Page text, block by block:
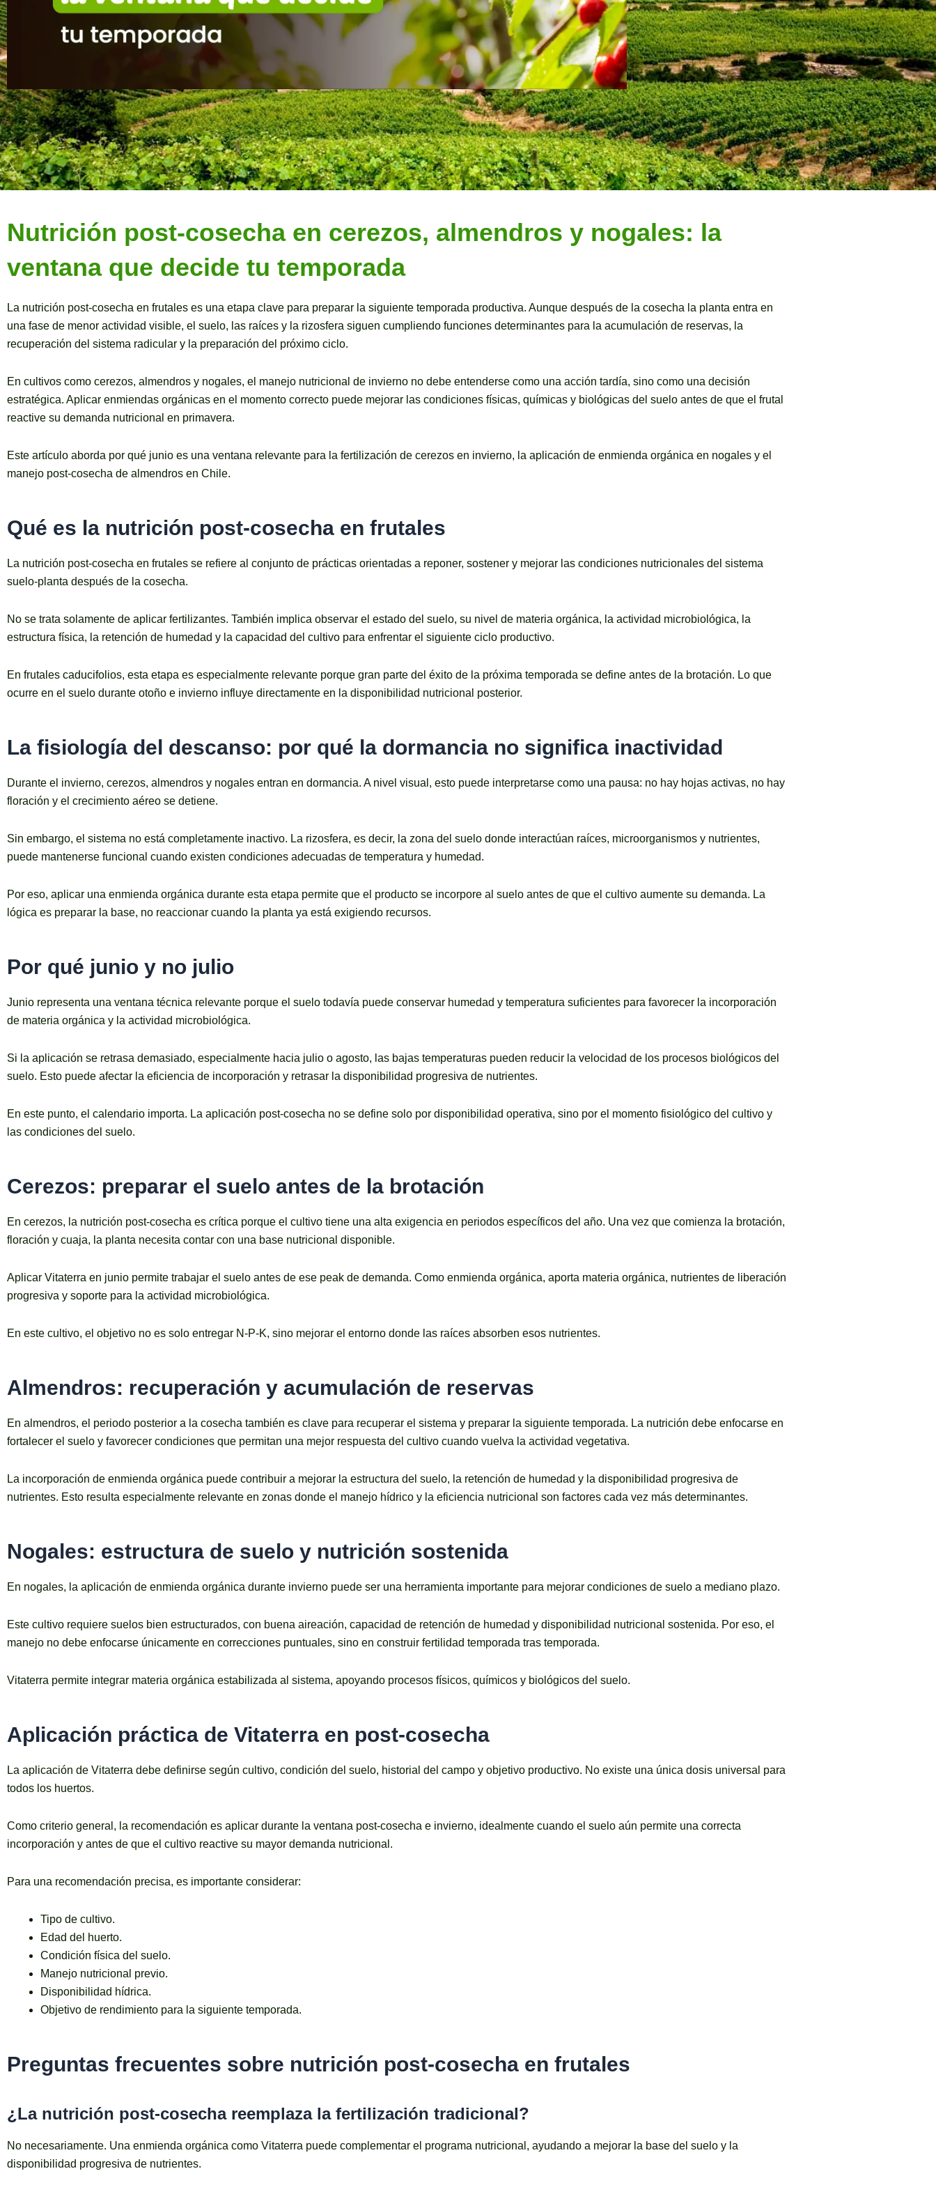
Nutrición post-cosecha en cerezos, almendros y nogales: la
ventana que decide tu temporada
La nutrición post-cosecha en frutales es una etapa clave para preparar la siguiente temporada productiva. Aunque después de la cosecha la planta entra en
una fase de menor actividad visible, el suelo, las raíces y la rizosfera siguen cumpliendo funciones determinantes para la acumulación de reservas, la
recuperación del sistema radicular y la preparación del próximo ciclo.
En cultivos como cerezos, almendros y nogales, el manejo nutricional de invierno no debe entenderse como una acción tardía, sino como una decisión
estratégica. Aplicar enmiendas orgánicas en el momento correcto puede mejorar las condiciones físicas, químicas y biológicas del suelo antes de que el frutal
reactive su demanda nutricional en primavera.
Este artículo aborda por qué junio es una ventana relevante para la fertilización de cerezos en invierno, la aplicación de enmienda orgánica en nogales y el
manejo post-cosecha de almendros en Chile.
Qué es la nutrición post-cosecha en frutales
La nutrición post-cosecha en frutales se refiere al conjunto de prácticas orientadas a reponer, sostener y mejorar las condiciones nutricionales del sistema
suelo-planta después de la cosecha.
No se trata solamente de aplicar fertilizantes. También implica observar el estado del suelo, su nivel de materia orgánica, la actividad microbiológica, la
estructura física, la retención de humedad y la capacidad del cultivo para enfrentar el siguiente ciclo productivo.
En frutales caducifolios, esta etapa es especialmente relevante porque gran parte del éxito de la próxima temporada se define antes de la brotación. Lo que
ocurre en el suelo durante otoño e invierno influye directamente en la disponibilidad nutricional posterior.
La fisiología del descanso: por qué la dormancia no significa inactividad
Durante el invierno, cerezos, almendros y nogales entran en dormancia. A nivel visual, esto puede interpretarse como una pausa: no hay hojas activas, no hay
floración y el crecimiento aéreo se detiene.
Sin embargo, el sistema no está completamente inactivo. La rizosfera, es decir, la zona del suelo donde interactúan raíces, microorganismos y nutrientes,
puede mantenerse funcional cuando existen condiciones adecuadas de temperatura y humedad.
Por eso, aplicar una enmienda orgánica durante esta etapa permite que el producto se incorpore al suelo antes de que el cultivo aumente su demanda. La
lógica es preparar la base, no reaccionar cuando la planta ya está exigiendo recursos.
Por qué junio y no julio
Junio representa una ventana técnica relevante porque el suelo todavía puede conservar humedad y temperatura suficientes para favorecer la incorporación
de materia orgánica y la actividad microbiológica.
Si la aplicación se retrasa demasiado, especialmente hacia julio o agosto, las bajas temperaturas pueden reducir la velocidad de los procesos biológicos del
suelo. Esto puede afectar la eficiencia de incorporación y retrasar la disponibilidad progresiva de nutrientes.
En este punto, el calendario importa. La aplicación post-cosecha no se define solo por disponibilidad operativa, sino por el momento fisiológico del cultivo y
las condiciones del suelo.
Cerezos: preparar el suelo antes de la brotación
En cerezos, la nutrición post-cosecha es crítica porque el cultivo tiene una alta exigencia en periodos específicos del año. Una vez que comienza la brotación,
floración y cuaja, la planta necesita contar con una base nutricional disponible.
Aplicar Vitaterra en junio permite trabajar el suelo antes de ese peak de demanda. Como enmienda orgánica, aporta materia orgánica, nutrientes de liberación
progresiva y soporte para la actividad microbiológica.
En este cultivo, el objetivo no es solo entregar N-P-K, sino mejorar el entorno donde las raíces absorben esos nutrientes.
Almendros: recuperación y acumulación de reservas
En almendros, el periodo posterior a la cosecha también es clave para recuperar el sistema y preparar la siguiente temporada. La nutrición debe enfocarse en
fortalecer el suelo y favorecer condiciones que permitan una mejor respuesta del cultivo cuando vuelva la actividad vegetativa.
La incorporación de enmienda orgánica puede contribuir a mejorar la estructura del suelo, la retención de humedad y la disponibilidad progresiva de
nutrientes. Esto resulta especialmente relevante en zonas donde el manejo hídrico y la eficiencia nutricional son factores cada vez más determinantes.
Nogales: estructura de suelo y nutrición sostenida
En nogales, la aplicación de enmienda orgánica durante invierno puede ser una herramienta importante para mejorar condiciones de suelo a mediano plazo.
Este cultivo requiere suelos bien estructurados, con buena aireación, capacidad de retención de humedad y disponibilidad nutricional sostenida. Por eso, el
manejo no debe enfocarse únicamente en correcciones puntuales, sino en construir fertilidad temporada tras temporada.
Vitaterra permite integrar materia orgánica estabilizada al sistema, apoyando procesos físicos, químicos y biológicos del suelo.
Aplicación práctica de Vitaterra en post-cosecha
La aplicación de Vitaterra debe definirse según cultivo, condición del suelo, historial del campo y objetivo productivo. No existe una única dosis universal para
todos los huertos.
Como criterio general, la recomendación es aplicar durante la ventana post-cosecha e invierno, idealmente cuando el suelo aún permite una correcta
incorporación y antes de que el cultivo reactive su mayor demanda nutricional.
Para una recomendación precisa, es importante considerar:
Tipo de cultivo.
Edad del huerto.
Condición física del suelo.
Manejo nutricional previo.
Disponibilidad hídrica.
Objetivo de rendimiento para la siguiente temporada.
Preguntas frecuentes sobre nutrición post-cosecha en frutales
¿La nutrición post-cosecha reemplaza la fertilización tradicional?
No necesariamente. Una enmienda orgánica como Vitaterra puede complementar el programa nutricional, ayudando a mejorar la base del suelo y la
disponibilidad progresiva de nutrientes.